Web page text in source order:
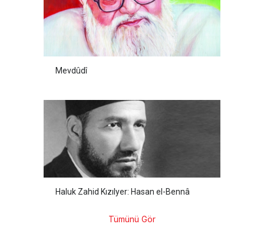
Mevdûdî
Haluk Zahid Kızılyer: Hasan el-Bennâ
Tümünü Gör